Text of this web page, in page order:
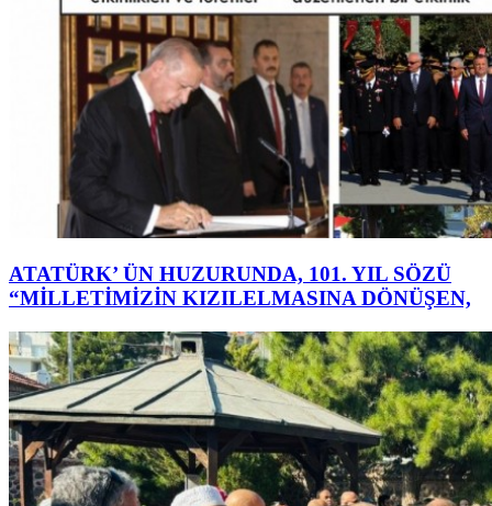
ATATÜRK’ ÜN HUZURUNDA, 101. YIL SÖZÜ
“MİLLETİMİZİN KIZILELMASINA DÖNÜŞEN,